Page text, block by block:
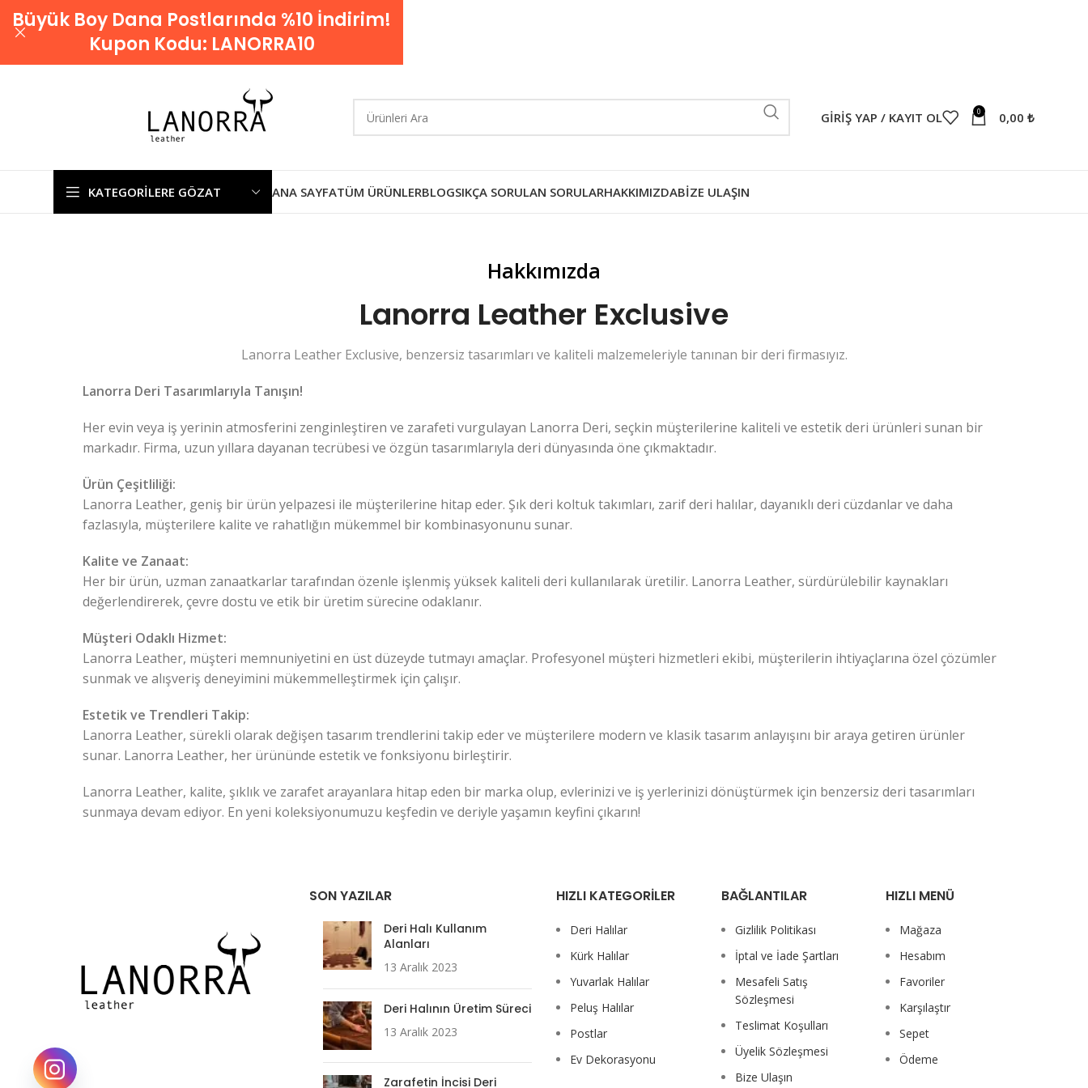
GIRIŞ YAP / KAYIT OL 0 0,00 ₺
KATEGORILERE GÖZAT ANA SAYFATÜM ÜRÜNLERBLOGSIKÇA SORULAN SORULARHAKKIMIZDABIZE ULAŞIN
Hakkımızda
Lanorra Leather Exclusive
Lanorra Leather Exclusive, benzersiz tasarımları ve kaliteli malzemeleriyle tanınan bir deri firmasıyız.
Lanorra Deri Tasarımlarıyla Tanışın!
Her evin veya iş yerinin atmosferini zenginleştiren ve zarafeti vurgulayan Lanorra Deri, seçkin müşterilerine kaliteli ve estetik deri ürünleri sunan bir
markadır. Firma, uzun yıllara dayanan tecrübesi ve özgün tasarımlarıyla deri dünyasında öne çıkmaktadır.
Ürün Çeşitliliği:
Lanorra Leather, geniş bir ürün yelpazesi ile müşterilerine hitap eder. Şık deri koltuk takımları, zarif deri halılar, dayanıklı deri cüzdanlar ve daha
fazlasıyla, müşterilere kalite ve rahatlığın mükemmel bir kombinasyonunu sunar.
Kalite ve Zanaat:
Her bir ürün, uzman zanaatkarlar tarafından özenle işlenmiş yüksek kaliteli deri kullanılarak üretilir. Lanorra Leather, sürdürülebilir kaynakları
değerlendirerek, çevre dostu ve etik bir üretim sürecine odaklanır.
Müşteri Odaklı Hizmet:
Lanorra Leather, müşteri memnuniyetini en üst düzeyde tutmayı amaçlar. Profesyonel müşteri hizmetleri ekibi, müşterilerin ihtiyaçlarına özel çözümler
sunmak ve alışveriş deneyimini mükemmelleştirmek için çalışır.
Estetik ve Trendleri Takip:
Lanorra Leather, sürekli olarak değişen tasarım trendlerini takip eder ve müşterilere modern ve klasik tasarım anlayışını bir araya getiren ürünler
sunar. Lanorra Leather, her ürününde estetik ve fonksiyonu birleştirir.
Lanorra Leather, kalite, şıklık ve zarafet arayanlara hitap eden bir marka olup, evlerinizi ve iş yerlerinizi dönüştürmek için benzersiz deri tasarımları
sunmaya devam ediyor. En yeni koleksiyonumuzu keşfedin ve deriyle yaşamın keyfini çıkarın!
SON YAZILAR
Deri Halı Kullanım
Alanları
13 Aralık 2023
Deri Halının Üretim Süreci
13 Aralık 2023
Zarafetin İncisi Deri
HIZLI KATEGORILER
Deri Halılar
Kürk Halılar
Yuvarlak Halılar
Peluş Halılar
Postlar
Ev Dekorasyonu
BAĞLANTILAR
Gizlilik Politikası
İptal ve İade Şartları
Mesafeli Satış
Sözleşmesi
Teslimat Koşulları
Üyelik Sözleşmesi
Bize Ulaşın
HIZLI MENÜ
Mağaza
Hesabım
Favoriler
Karşılaştır
Sepet
Ödeme
Büyük Boy Dana Postlarında %10 İndirim!
Kupon Kodu: LANORRA10